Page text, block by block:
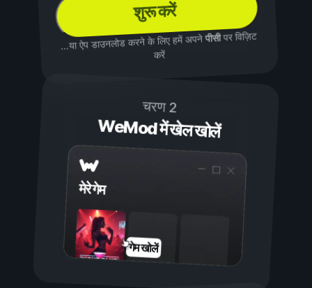
शुरू करें
...या ऐप डाउनलोड करने के लिए हमें अपनेपीसीपर विज़िट
करें
चरण 2
WeMod में खेल खोलें
मेरे गेम
गेम खोलें